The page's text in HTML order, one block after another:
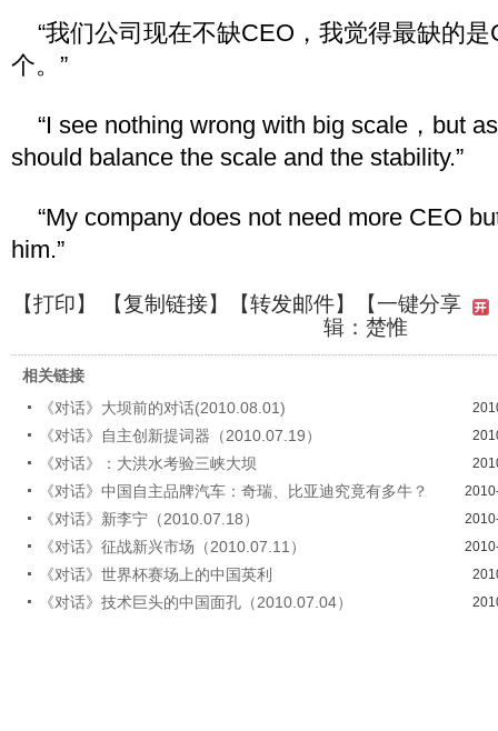
“我们公司现在不缺CEO，我觉得最缺的是
个。”
“I see nothing wrong with big scale，but
should balance the scale and the stability.”
“My company does not need more CEO
him.”
【打印】 【复制链接】【转发邮件】
【一键分享
辑：楚惟
相关链接
《对话》大坝前的对话(2010.08.01)
《对话》自主创新提词器（2010.07.19）
《对话》：大洪水考验三峡大坝
《对话》中国自主品牌汽车：奇瑞、比亚迪究竟有多牛？
《对话》新李宁（2010.07.18）
《对话》征战新兴市场（2010.07.11）
《对话》世界杯赛场上的中国英利
《对话》技术巨头的中国面孔（2010.07.04）